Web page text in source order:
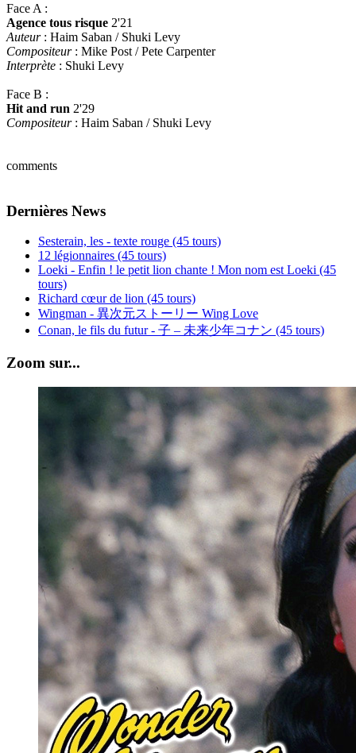
Face A :
Agence tous risque 2'21
Auteur: Haim Saban / Shuki Levy
Compositeur: Mike Post / Pete Carpenter
Interprète : Shuki Levy
Face B :
Hit and run 2'29
Compositeur: Haim Saban / Shuki Levy
comments
Dernières News
Sesterain, les - texte rouge (45 tours)
12 légionnaires (45 tours)
Loeki - Enfin ! le petit lion chante ! Mon nom est Loeki (45
tours)
Richard cœur de lion (45 tours)
Wingman - 異次元ストーリー Wing Love
Conan, le fils du futur - 子 – 未来少年コナン (45 tours)
Zoom sur...